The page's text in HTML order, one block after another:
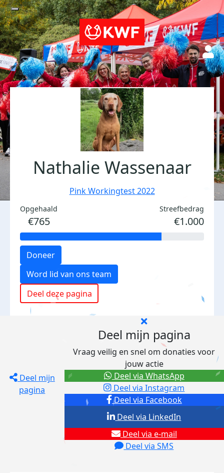
Nathalie Wassenaar
Pink Workingtest 2022
Opgehaald
€765
Streefbedrag
€1.000
Doneer
Word lid van ons team
Deel deze pagina
Deel mijn
pagina
Deel mijn pagina
Vraag veilig en snel om donaties voor
jouw actie
Deel via Facebook
Deel via Instagram
Deel via e-mail
Deel via SMS
Deel via LinkedIn
Deel via WhatsApp